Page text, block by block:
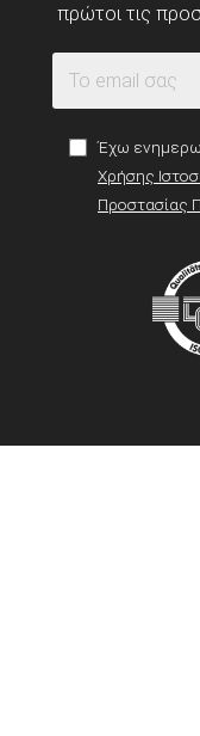
πρώτοι τις
Έχω
Χρήσης
Προστασίας